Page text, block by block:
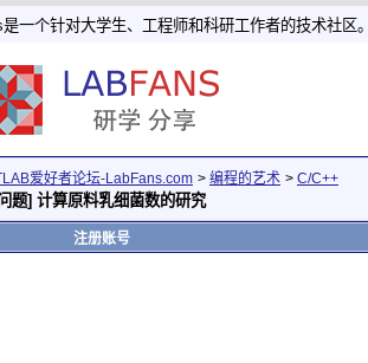
是一个针对大学生、工程师和科研工作者的技术社区
爱好者论坛-LabFans.com > 编程的艺术 > C/C++
题] 计算原料乳细菌数的研究
注册账号